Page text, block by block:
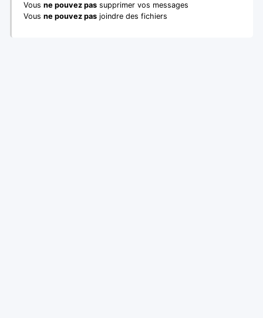
Vous ne pouvez pas supprimer vos messages
Vous ne pouvez pas joindre des fichiers